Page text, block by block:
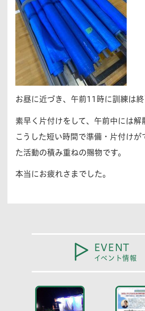
お昼に近づき、午前11時に訓練は終
素早く片付けをして、午前中には解
こうした短い時間で準備・片付けが
た活動の積み重ねの賜物です。
本当にお疲れさまでした。
EVENT
イベント情報